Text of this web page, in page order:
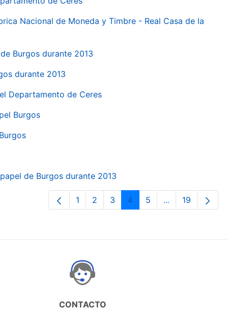
Nacional de Moneda y Timbre - Real Casa de la
Burgos durante 2013
durante 2013
Departamento de Ceres
Burgos
de Burgos durante 2013
Página
1 Página
2 Página
3 Página
4 Página
5 ...PáginasPágina
19
CONTACTO